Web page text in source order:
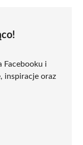
Facebooku i
inspiracje oraz